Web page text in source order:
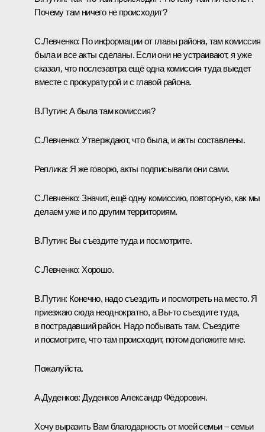
Почему там ничего не происходит?
С.Левченко: По информации от главы района, там комиссия
была и все акты сделаны. Если они не устраивают, я уже
сказал, что послезавтра ещё одна комиссия туда выедет
вместе с прокуратурой и с главой района.
В.Путин: А была там комиссия?
С.Левченко: Утверждают, что была, и акты составлены.
Реплика: Я же говорю, акты подписывали они сами.
С.Левченко: Значит, ещё одну комиссию, повторную, как мы
делаем уже и по другим территориям.
В.Путин: Вы съездите туда и посмотрите.
С.Левченко: Хорошо.
В.Путин: Конечно, надо съездить и посмотреть на место. Я
приезжаю сюда неоднократно, а Вы-то съездите туда,
в пострадавший район. Надо побывать там. Съездите
и посмотрите, что там происходит, потом доложите мне.
Пожалуйста.
А.Дуденков: Дуденков Александр Фёдорович.
Хочу выразить Вам благодарность от моей семьи – семьи